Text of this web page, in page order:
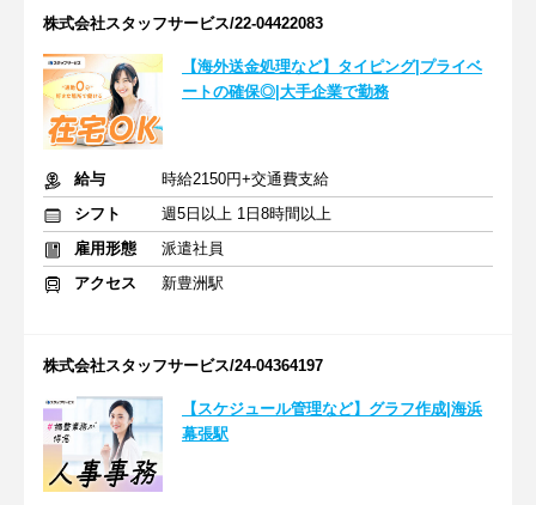
株式会社スタッフサービス/22-04422083
【海外送金処理など】タイピング|プライベ
ートの確保◎|大手企業で勤務
給与
時給2150円+交通費支給
シフト
週5日以上 1日8時間以上
雇用形態
派遣社員
アクセス
新豊洲駅
株式会社スタッフサービス/24-04364197
【スケジュール管理など】グラフ作成|海浜
幕張駅